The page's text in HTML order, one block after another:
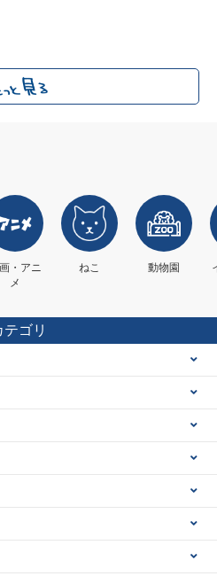
・アニ
メ
ねこ 動物園
テゴリ